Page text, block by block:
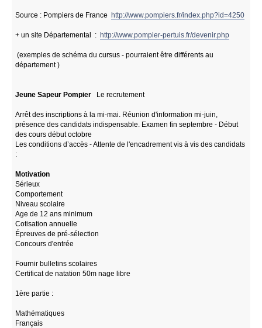
Source : Pompiers de France http://www.pompiers.fr/index.php?id=4250
+ un site Départemental : http://www.pompier-pertuis.fr/devenir.php
(exemples de schéma du cursus - pourraient être différents au
département )
Jeune Sapeur Pompier Le recrutement
Arrêt des inscriptions à la mi-mai. Réunion d'information mi-juin,
présence des candidats indispensable. Examen fin septembre - Début
des cours début octobre
Les conditions d’accès - Attente de l'encadrement vis à vis des candidats
:
Motivation
Sérieux
Comportement
Niveau scolaire
Age de 12 ans minimum
Cotisation annuelle
Épreuves de pré-sélection
Concours d'entrée
Fournir bulletins scolaires
Certificat de natation 50m nage libre
1ère partie :
Mathématiques
Français